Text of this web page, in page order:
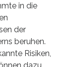
in die
der
beruhen.
Risiken,
dazu